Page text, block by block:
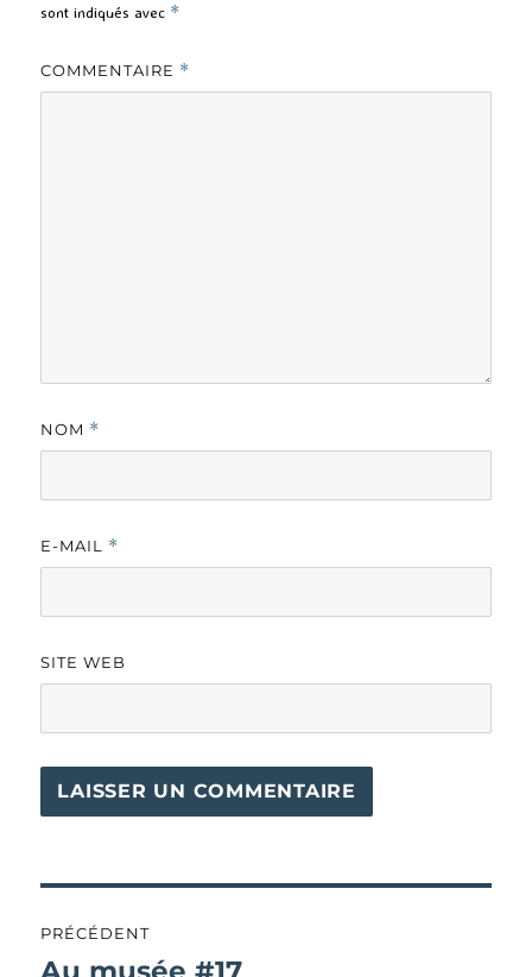
sont indiqués avec *
COMMENTAIRE *
NOM *
E-MAIL *
SITE WEB
de
PRÉCÉDENT
Publication